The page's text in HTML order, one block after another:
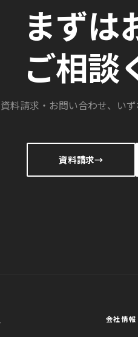
まずは
ご相談
資料請求・お問い合わせ、い
資料請求
会社情報